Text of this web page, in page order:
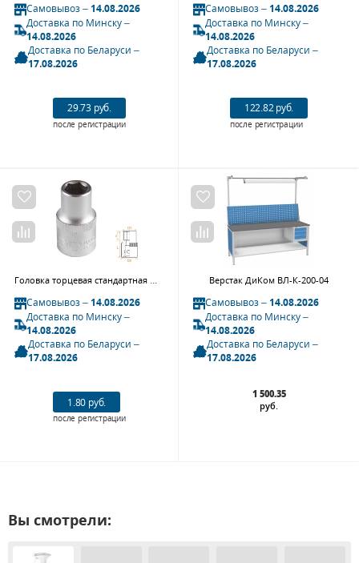
Самовывоз –14.08.2026
Доставка по Минску –
14.08.2026
Доставка по Беларуси –
17.08.2026
29.73 руб.
после регистрации
Самовывоз –14.08.2026
Доставка по Минску –
14.08.2026
Доставка по Беларуси –
17.08.2026
122.82 руб.
после регистрации
Самовывоз –14.08.2026
Доставка по Минску –
14.08.2026
Доставка по Беларуси –
17.08.2026
1.80 руб.
после регистрации
Верстак ДиКом ВЛ-К-200-04
Самовывоз –14.08.2026
Доставка по Минску –
14.08.2026
Доставка по Беларуси –
17.08.2026
1 500.35
руб.
Вы смотрели: